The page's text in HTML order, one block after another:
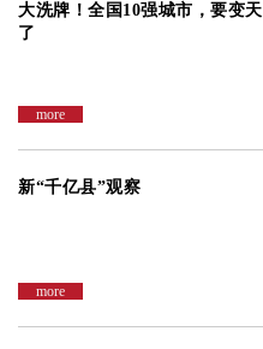
大洗牌！全国10强城市，要变天
了
more
新“千亿县”观察
more